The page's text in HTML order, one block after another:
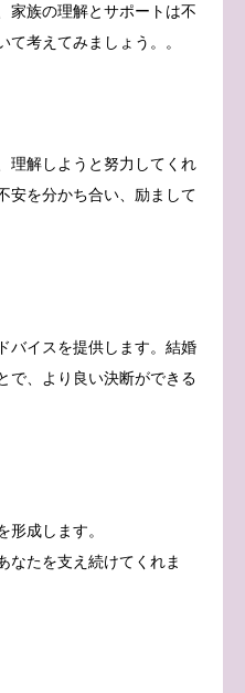
家族の理解とサポートは不
考えてみましょう。。
理解しようと努力してくれ
安を分かち合い、励まして
バイスを提供します。結婚
で、より良い決断ができる
形成します。
なたを支え続けてくれま